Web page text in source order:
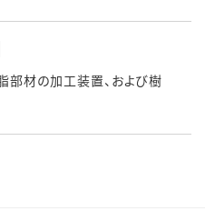
部材の加工装置、および樹